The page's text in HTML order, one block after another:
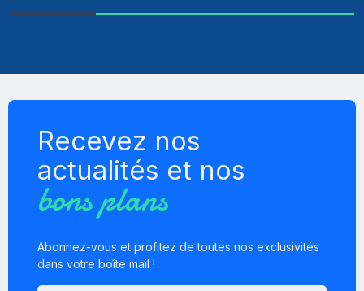
Recevez nos
actualités et nos
bons plans
Abonnez-vous et profitez de toutes nos exclusivités
dans votre boîte mail !